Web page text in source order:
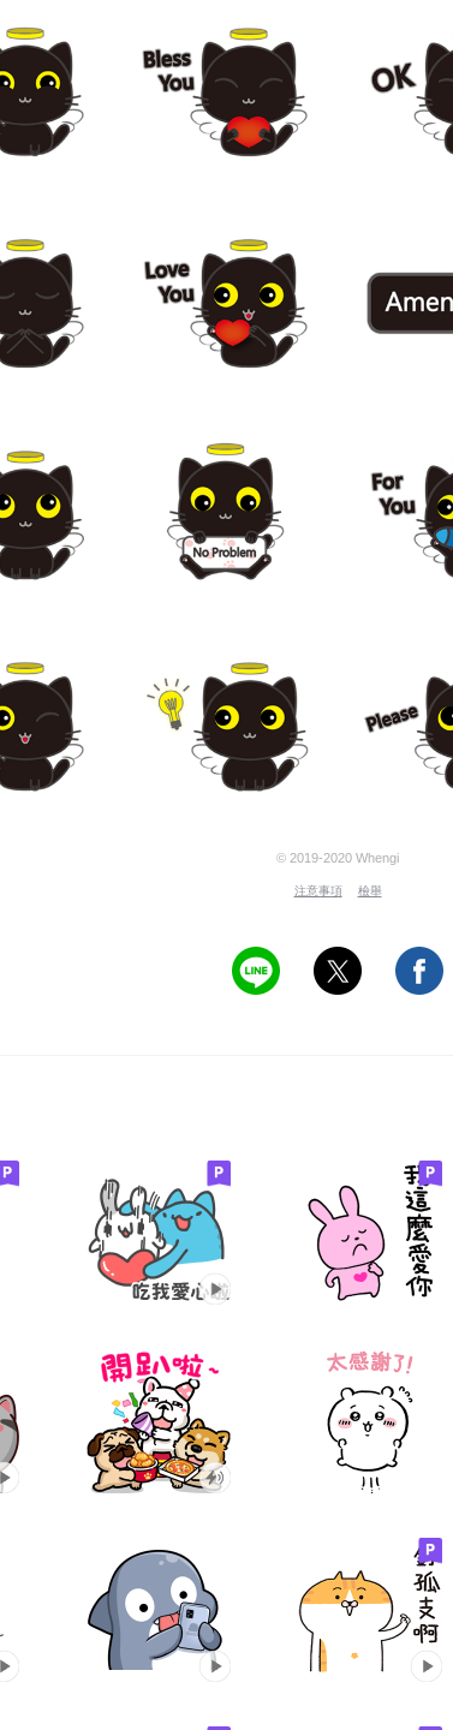
© 2019-2020 Whengi
注意事項 檢舉